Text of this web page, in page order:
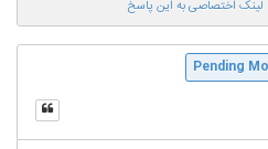
لینک اختصاصی به این پاسخ
Pending